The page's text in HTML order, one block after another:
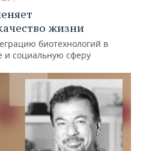
жизни
биотехнологий в
и социальную сферу